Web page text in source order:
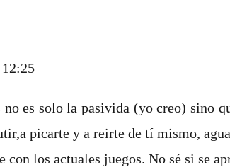
es solo la pasivida (yo creo) sino
picarte y a reirte de tí mismo,
con los actuales juegos. No sé si se